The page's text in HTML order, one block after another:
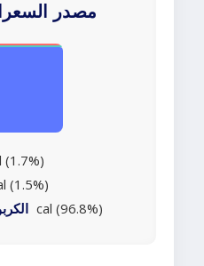
مصدر
(1.7%)
(1.5%)
104 cal (96.8%)